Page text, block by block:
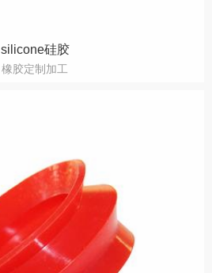
silicone硅胶
橡胶定制加工